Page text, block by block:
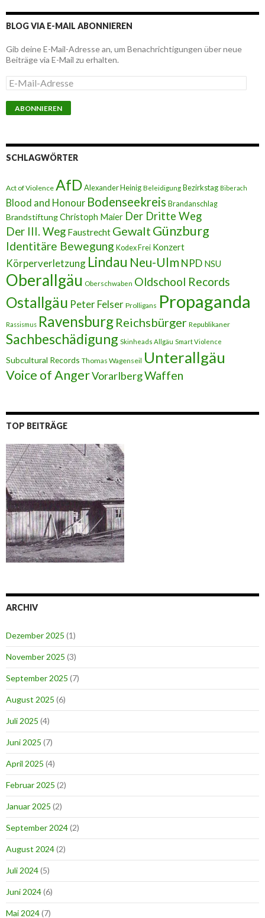
BLOG VIA E-MAIL ABONNIEREN
Gib deine E-Mail-Adresse an, um Benachrichtigungen über neue
Beiträge via E-Mail zu erhalten.
E
-
M
a
-
A
e
s
s
e
SCHLAGWÖRTER
Act of Violence AfDAlexander Heinig Beleidigung Bezirkstag Biberach
Blood and Honour Bodenseekreis Brandanschlag
BrandstiftungChristoph Maier Der Dritte Weg
Der III. Weg Faustrecht Gewalt Günzburg
Identitäre Bewegung Kodex Frei Konzert
Körperverletzung Lindau Neu-Ulm NPD NSU
Oberallgäu Oberschwaben Oldschool Records
Ostallgäu Peter Felser Prolligans Propaganda
Rassismus Ravensburg Reichsbürger Republikaner
Sachbeschädigung Skinheads Allgäu Smart Violence
Subcultural Records Thomas Wagenseil Unterallgäu
Voice of AngerVorarlbergWaffen
TOP BEITRÄGE
ARCHIV
Dezember 2025 (1)
November 2025 (3)
September 2025 (7)
August 2025 (6)
Juli 2025 (4)
Juni 2025 (7)
April 2025 (4)
Februar 2025 (2)
Januar 2025 (2)
September 2024(2)
August 2024(2)
Juli 2024(5)
Juni 2024(6)
Mai 2024(7)